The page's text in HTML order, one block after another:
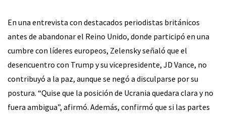
En una entrevista con destacados periodistas británicos
antes de abandonar el Reino Unido, donde participó en una
cumbre con líderes europeos, Zelensky señaló que el
desencuentro con Trump y su vicepresidente, JD Vance, no
contribuyó a la paz, aunque se negó a disculparse por su
postura. “Quise que la posición de Ucrania quedara clara y no
fuera ambigua”, afirmó. Además, confirmó que si las partes